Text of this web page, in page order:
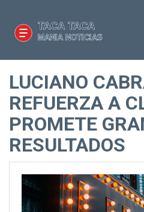
LUCIANO
REFUERZA A
PROMETE
RESULTADOS